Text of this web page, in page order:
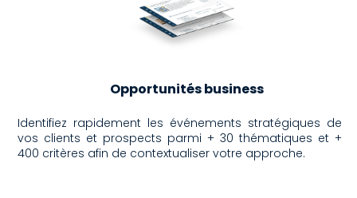
Opportunités business
Identifiez rapidement les événements stratégiques de
vos clients et prospects parmi + 30 thématiques et +
400 critères afin de contextualiser votre approche.